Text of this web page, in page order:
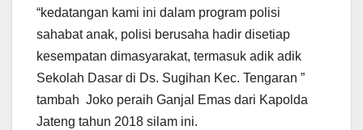
“kedatangan kami ini dalam program polisi
sahabat anak, polisi berusaha hadir disetiap
kesempatan dimasyarakat, termasuk adik adik
Sekolah Dasar di Ds. Sugihan Kec. Tengaran ”
tambah Joko peraih Ganjal Emas dari Kapolda
Jateng tahun 2018 silam ini.